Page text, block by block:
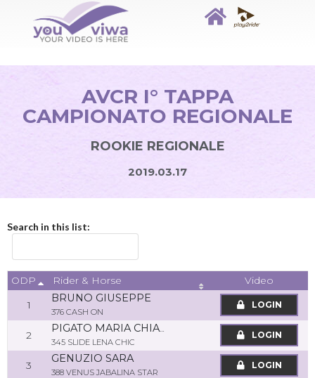
AVCR I° TAPPA
CAMPIONATO REGIONALE
ROOKIE REGIONALE
2019.03.17
Search in this list:
ODP Rider & Horse
Video
1
BRUNO GIUSEPPE
376 CASH ON
LOGIN
2
PIGATO MARIA CHIARA
345 SLIDE LENA CHIC
LOGIN
3
GENUZIO SARA
388 VENUS JABALINA STAR
LOGIN